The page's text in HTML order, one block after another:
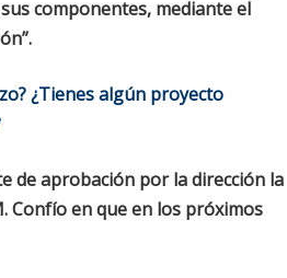
componentes, mediante el
¿Tienes algún proyecto
de aprobación por la dirección la
Confío en que en los próximos